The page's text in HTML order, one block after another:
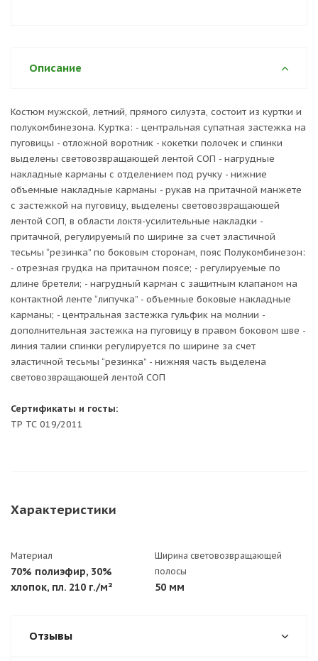
Описание
Костюм мужской, летний, прямого силуэта, состоит из куртки и
полукомбинезона. Куртка: - центральная супатная застежка на
пуговицы - отложной воротник - кокетки полочек и спинки
выделены световозвращающей лентой СОП - нагрудные
накладные карманы с отделением под ручку - нижние
объемные накладные карманы - рукав на притачной манжете
с застежкой на пуговицу, выделены световозвращающей
лентой СОП, в области локтя-усилительные накладки -
притачной, регулируемый по ширине за счет эластичной
тесьмы “резинка” по боковым сторонам, пояс Полукомбинезон:
- отрезная грудка на притачном поясе; - регулируемые по
длине бретели; - нагрудный карман с защитным клапаном на
контактной ленте “липучка” - объемные боковые накладные
карманы; - центральная застежка гульфик на молнии -
дополнительная застежка на пуговицу в правом боковом шве -
линия талии спинки регулируется по ширине за счет
эластичной тесьмы “резинка” - нижняя часть выделена
световозвращающей лентой СОП
Сертификаты и госты:
ТР ТС 019/2011
Характеристики
Материал
70% полиэфир, 30%
хлопок, пл. 210 г./м²
Ширина световозвращающей
полосы
50 мм
Отзывы